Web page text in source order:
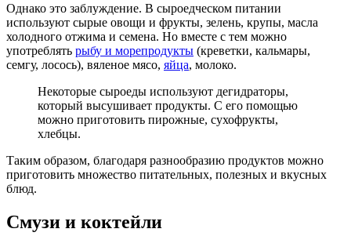
Однако это заблуждение. В сыроедческом питании
используют сырые овощи и фрукты, зелень, крупы, масла
холодного отжима и семена. Но вместе с тем можно
употреблять рыбу и морепродукты (креветки, кальмары,
семгу, лосось), вяленое мясо, яйца, молоко.
Некоторые сыроеды используют дегидраторы,
который высушивает продукты. С его помощью
можно приготовить пирожные, сухофрукты,
хлебцы.
Таким образом, благодаря разнообразию продуктов можно
приготовить множество питательных, полезных и вкусных
блюд.
Смузи и коктейли